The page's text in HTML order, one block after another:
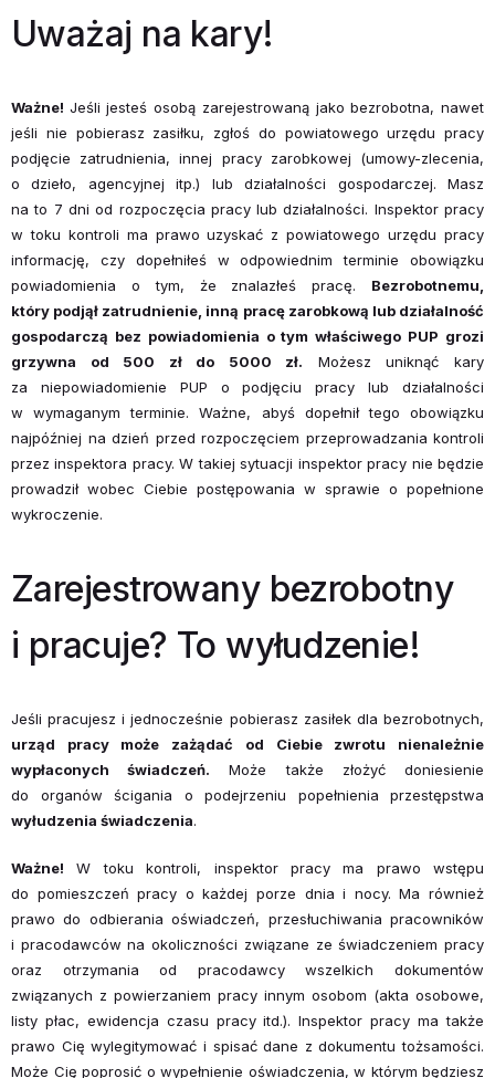
Uważaj na kary!
Ważne! Jeśli jesteś osobą zarejestrowaną jako bezrobotna, nawet
jeśli nie pobierasz zasiłku, zgłoś do powiatowego urzędu pracy
podjęcie zatrudnienia, innej pracy zarobkowej (umowy-zlecenia,
o dzieło, agencyjnej itp.) lub działalności gospodarczej. Masz
na to 7 dni od rozpoczęcia pracy lub działalności. Inspektor pracy
w toku kon­troli ma prawo uzyskać z powiatowego urzędu pracy
informację, czy dopełniłeś w odpowiednim terminie obowiązku
powiadomienia o tym, że znalazłeś pracę. Bezrobotnemu,
który podjął zatrudnienie, inną pracę zarobkową lub działalność
gospodarczą bez powiadomienia o tym właściwego PUP grozi
grzywna od 500 zł do 5000 zł. Możesz uniknąć kary
za niepowiadomienie PUP o podjęciu pracy lub działalności
w wymaganym terminie. Ważne, abyś dopełnił tego obo­wiązku
najpóźniej na dzień przed rozpoczęciem przeprowadzania kontroli
przez inspektora pracy. W takiej sytuacji inspektor pracy nie będzie
prowadził wobec Ciebie postępowania w sprawie o popełnione
wykroczenie.
Zarejestrowany bezrobotny
i pracuje? To wyłudzenie!
Jeśli pracujesz i jednocześnie pobierasz zasiłek dla bezrobotnych,
urząd pracy może zażądać od Ciebie zwrotu nienależnie
wypłaconych świadczeń. Może także złożyć doniesienie
do organów ścigania o po­dejrzeniu popełnienia przestępstwa
wyłudzenia świadczenia.
Ważne! W toku kontroli, inspektor pracy ma prawo wstępu
do pomiesz­czeń pracy o każdej porze dnia i nocy. Ma również
prawo do od­bierania oświadczeń, przesłuchiwania pracowników
i pracodaw­ców na okoliczności związane ze świadczeniem pracy
oraz otrzymania od pracodawcy wszelkich dokumentów
związanych z powierzaniem pracy innym osobom (akta osobowe,
listy płac, ewidencja czasu pracy itd.). Inspektor pracy ma także
prawo Cię wylegitymować i spisać dane z dokumentu tożsamości.
Może Cię po­prosić o wypełnienie oświadczenia, w którym będziesz